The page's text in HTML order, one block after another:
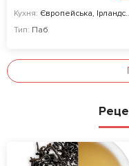
Кухня: Європейська, Ірландська
Тип: Паб